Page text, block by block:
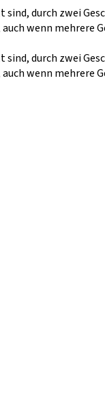
durch zwei
wenn
durch zwei
wenn